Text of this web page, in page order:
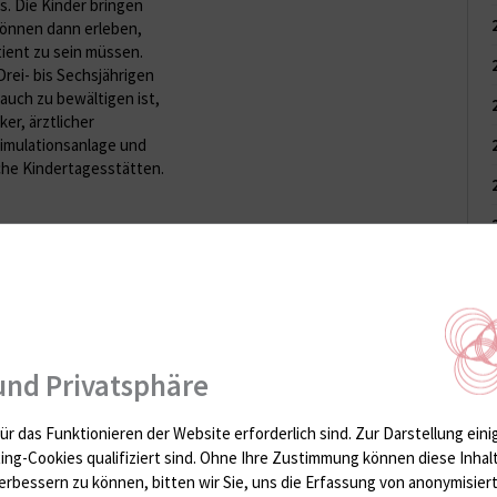
Die Kinder bringen
dann erleben,
zu sein müssen.
bis Sechsjährigen
zu bewältigen ist,
ärztlicher
und
Kindertagesstätten.
für ihre Teddys
werden
Danach folgt
Krankheitsbild
mit
MRT. Je nach
der Internist oder
zu machen. Die
Dino-
Pflichtterminen für
Privatsphäre
das Funktionieren der Website erforderlich sind. Zur Darstellung
Cookies qualifiziert sind. Ohne Ihre Zustimmung können diese
zu können, bitten wir Sie, uns die Erfassung von